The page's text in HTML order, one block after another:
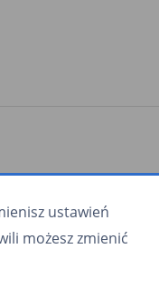
ustawień
możesz zmienić